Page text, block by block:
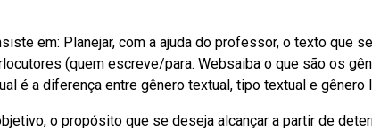
em: Planejar, com a ajuda do professor, o texto que
(quem escreve/para. Websaiba o que são os
é a diferença entre gênero textual, tipo textual e gênero
o propósito que se deseja alcançar a partir de